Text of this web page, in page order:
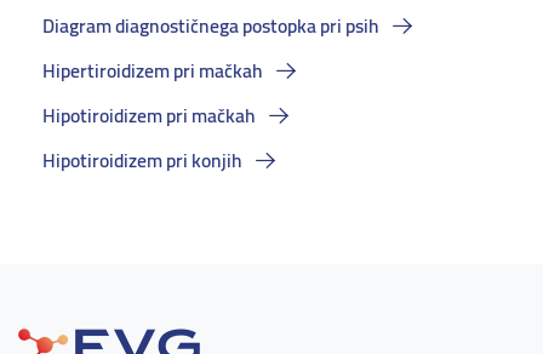
Diagram diagnostičnega postopka pri psih
Hipertiroidizem pri mačkah
Hipotiroidizem pri mačkah
Hipotiroidizem pri konjih